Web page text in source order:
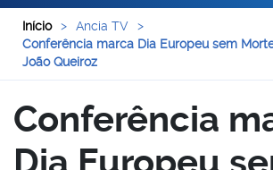
Início > Ancia TV
>
Conferência marca Dia Europeu sem
João Queiroz
Conferência